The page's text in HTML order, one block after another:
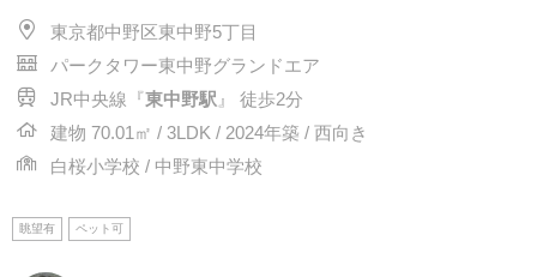
東京都中野区東中野5丁目
パークタワー東中野グランドエア
JR中央線『東中野駅 』 徒歩2分
建物 70.01㎡ / 3LDK / 2024年築 / 西向き
白桜小学校 / 中野東中学校
眺望有 ペット可